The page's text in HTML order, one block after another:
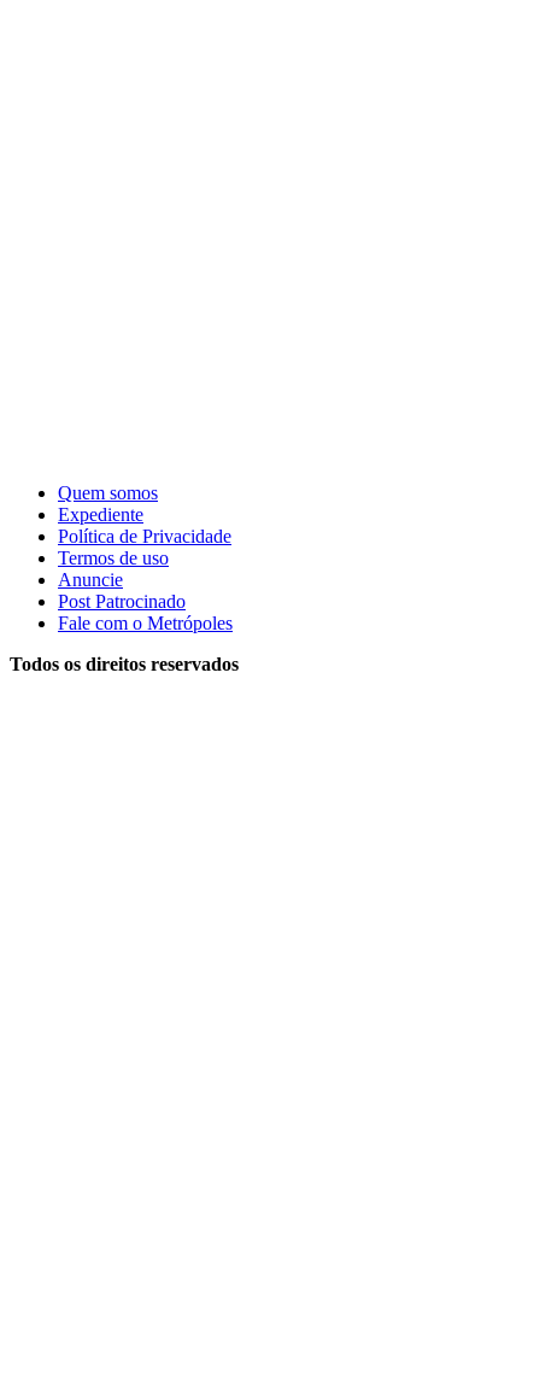
Quem somos
Expediente
Política de Privacidade
Termos de uso
Anuncie
Post Patrocinado
Fale com o Metrópoles
Todos os direitos reservados